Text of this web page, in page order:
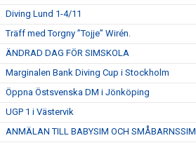
Diving Lund 1-4/11
Träff med Torgny ”Tojje” Wirén.
ÄNDRAD DAG FÖR SIMSKOLA
Marginalen Bank Diving Cup i Stockholm
Öppna Östsvenska DM i Jönköping
UGP 1 i Västervik
ANMÄLAN TILL BABYSIM OCH SMÅBARNSSIM